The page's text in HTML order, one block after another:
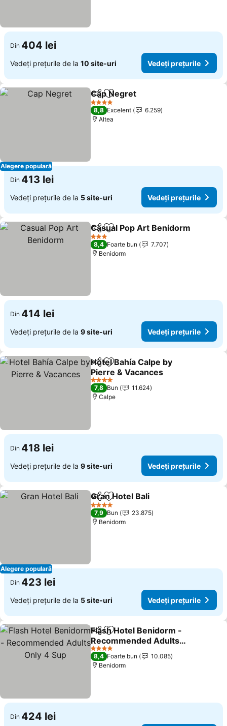
Din 404 lei
Vedeți prețurile de la 10 site-uri Vedeți prețurile
Alegere populară
DistribuițiAdăugaţi la favorite
Cap Negret
4 Stele
8,8 Excelent
6.259
Altea
Din 413 lei
Vedeți prețurile de la 5 site-uri Vedeți prețurile
DistribuițiAdăugaţi la favorite
Casual Pop Art Benidorm
3 Stele
8,4 Foarte bun
7.707
Benidorm
Din 414 lei
Vedeți prețurile de la 9 site-uri Vedeți prețurile
DistribuițiAdăugaţi la favorite
Hotel Bahía Calpe by
Pierre & Vacances
Vedeți prețurile
4 Stele
7,8 Bun
11.624
Calpe
Din 418 lei
Vedeți prețurile de la 9 site-uri Vedeți prețurile
Alegere populară
DistribuițiAdăugaţi la favorite
Gran Hotel Bali
4 Stele
7,9 Bun
23.875
Benidorm
Din 423 lei
Vedeți prețurile de la 5 site-uri Vedeți prețurile
DistribuițiAdăugaţi la favorite
Flash Hotel Benidorm -
Recommended Adults
Only 4 Sup
Vedeți prețurile
4 Stele
8,4 Foarte bun
10.085
Benidorm
Din 424 lei